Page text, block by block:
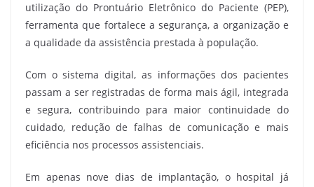
utilização do Prontuário Eletrônico do Paciente (PEP),
ferramenta que fortalece a segurança, a organização e
a qualidade da assistência prestada à população.
Com o sistema digital, as informações dos pacientes
passam a ser registradas de forma mais ágil, integrada
e segura, contribuindo para maior continuidade do
cuidado, redução de falhas de comunicação e mais
eficiência nos processos assistenciais.
Em apenas nove dias de implantação, o hospital já